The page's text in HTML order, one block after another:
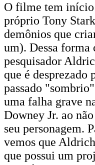
O filme tem
próprio Tony
demônios que
um). Dessa forma
pesquisador
que é
passado
uma falha grave
Downey Jr. ao
seu personagem.
vemos que
que possui um